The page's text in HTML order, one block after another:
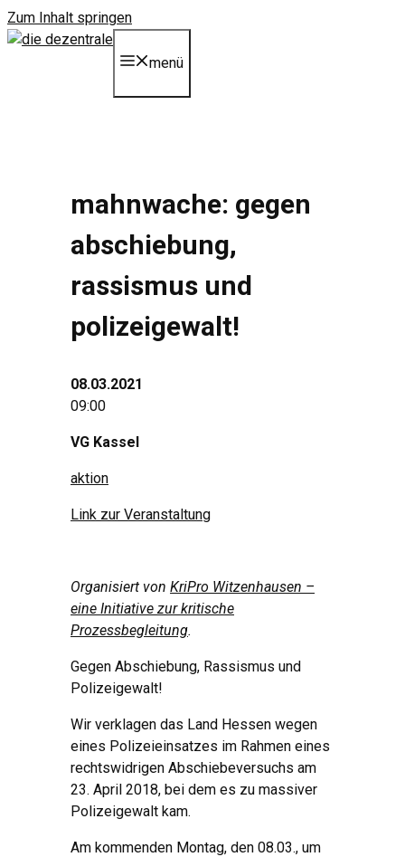
Zum Inhalt springen
menü
mahnwache: gegen
abschiebung,
rassismus und
polizeigewalt!
08.03.2021
09:00
VG Kassel
aktion
Link zur Veranstaltung
Organisiert von KriPro Witzenhausen –
eine Initiative zur kritische
Prozessbegleitung.
Gegen Abschiebung, Rassismus und
Polizeigewalt!
Wir verklagen das Land Hessen wegen
eines Polizeieinsatzes im Rahmen eines
rechtswidrigen Abschiebeversuchs am
23. April 2018, bei dem es zu massiver
Polizeigewalt kam.
Am kommenden Montag, den 08.03., um